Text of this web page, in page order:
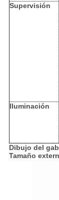
Supervisión
Iluminación
Dibujo del
Tamaño